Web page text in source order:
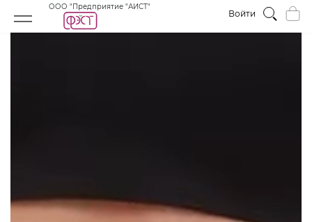
ООО "Предприятие "АИСТ"
Войти